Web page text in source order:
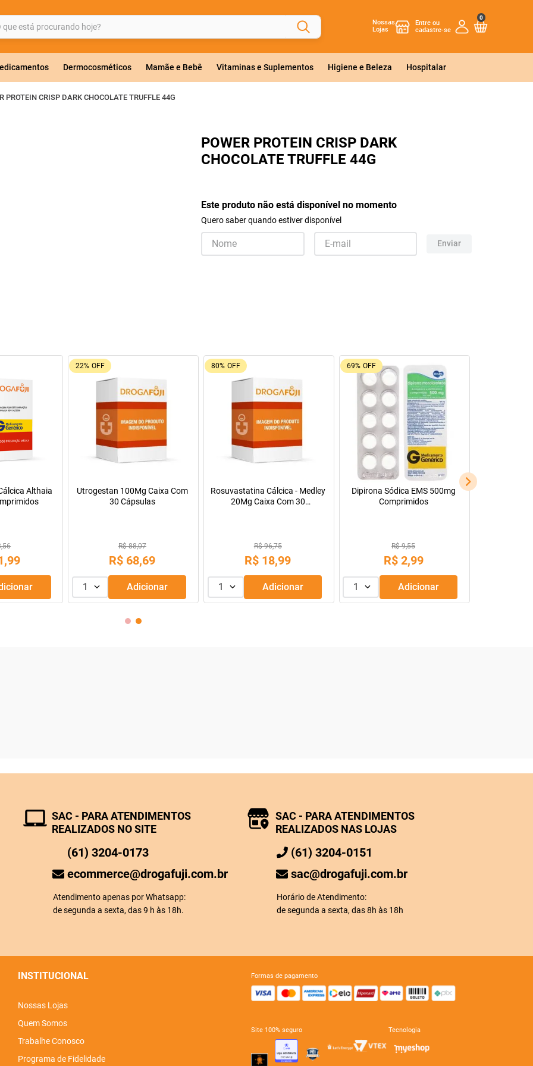
está procurando hoje?
Nossas
Lojas
0
Dermocosméticos Mamãe e Bebê Vitaminas e Suplementos Higiene e Beleza Hospitalar
PROTEIN CRISP DARK CHOCOLATE TRUFFLE 44G
POWER PROTEIN CRISP DARK
CHOCOLATE TRUFFLE 44G
Este produto não está disponível no momento
Quero saber quando estiver disponível
Enviar
Infantil para
400g
,99
56,66
9% OFF
Oferta do Mês
Máscara de Tratamento Lola
Cosmetics Morte Súbita 450g
R$ 43,99
R$ 39,99
1 Adicionar
55% OFF
Resfenol com 20 cápsulas
R$ 30,88
R$ 13,99
1 Adicionar
Manitol 20% 500Ml
R$ 39,90
1 Adicionar
SAC - PARA ATENDIMENTOS
REALIZADOS NO SITE
(61) 3204-0173
ecommerce@drogafuji.com.br
Atendimento apenas por Whatsapp:
de segunda a sexta, das 9 h às 18h.
SAC - PARA ATENDIMENTOS
REALIZADOS NAS LOJAS
(61) 3204-0151
sac@drogafuji.com.br
Horário de Atendimento:
de segunda a sexta, das 8h às 18h
INSTITUCIONAL
Nossas Lojas
Quem Somos
Trabalhe Conosco
Programa de Fidelidade
formas de pagamento
site 100% seguro tecnologia